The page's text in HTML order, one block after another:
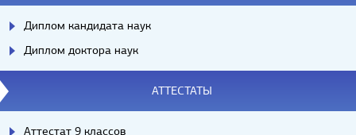
Диплом кандидата наук
Диплом доктора наук
АТТЕСТАТЫ
Аттестат 9 классов